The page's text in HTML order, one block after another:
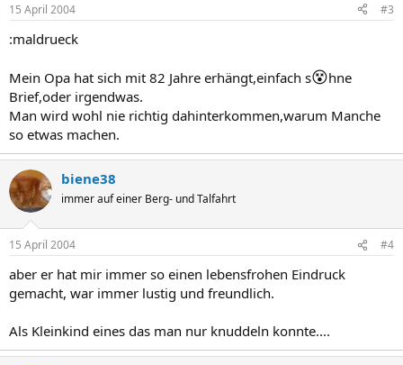
15 April 2004 #3
:maldrueck
Mein Opa hat sich mit 82 Jahre erhängt,einfach s😵hne
Brief,oder irgendwas.
Man wird wohl nie richtig dahinterkommen,warum Manche
so etwas machen.
biene38
immer auf einer Berg- und Talfahrt
15 April 2004 #4
aber er hat mir immer so einen lebensfrohen Eindruck
gemacht, war immer lustig und freundlich.
Als Kleinkind eines das man nur knuddeln konnte....